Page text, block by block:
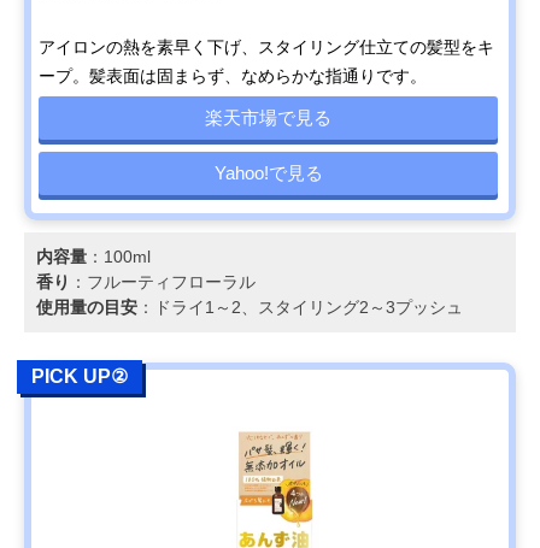
アイロンの熱を素早く下げ、スタイリング仕立ての髪型をキ
ープ。髪表面は固まらず、なめらかな指通りです。
楽天市場で見る
Yahoo!で見る
内容量 ：100ml
香り ：フルーティフローラル
使用量の目安 ：ドライ1～2、スタイリング2～3プッシュ
PICK UP②